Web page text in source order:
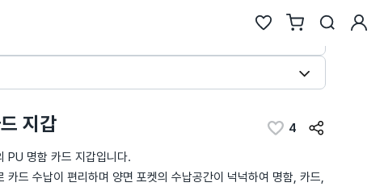
검색
추천검색어
#물놀이 #풍선 #포트폴리오
지갑
4
PU 명함 카드 지갑입니다.
카드 수납이 편리하며 양면 포켓의 수납공간이 넉넉하여 명함, 카드,